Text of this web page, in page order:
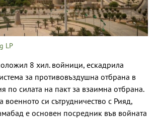
LP
8 хил. войници, ескадрила
за противовъздушна отбрана в
по силата на пакт за взаимна отбрана.
военното си сътрудничество с Рияд,
е основен посредник във войната